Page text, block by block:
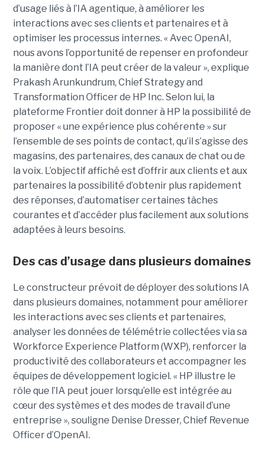
d’usage liés à l’IA agentique, à améliorer les
interactions avec ses clients et partenaires et à
optimiser les processus internes. « Avec OpenAI,
nous avons l’opportunité de repenser en profondeur
la manière dont l’IA peut créer de la valeur », explique
Prakash Arunkundrum, Chief Strategy and
Transformation Officer de HP Inc. Selon lui, la
plateforme Frontier doit donner à HP la possibilité de
proposer « une expérience plus cohérente » sur
l’ensemble de ses points de contact, qu’il s’agisse des
magasins, des partenaires, des canaux de chat ou de
la voix. L’objectif affiché est d’offrir aux clients et aux
partenaires la possibilité d’obtenir plus rapidement
des réponses, d’automatiser certaines tâches
courantes et d’accéder plus facilement aux solutions
adaptées à leurs besoins.
Des cas d’usage dans plusieurs domaines
Le constructeur prévoit de déployer des solutions IA
dans plusieurs domaines, notamment pour améliorer
les interactions avec ses clients et partenaires,
analyser les données de télémétrie collectées via sa
Workforce Experience Platform (WXP), renforcer la
productivité des collaborateurs et accompagner les
équipes de développement logiciel. « HP illustre le
rôle que l’IA peut jouer lorsqu’elle est intégrée au
cœur des systèmes et des modes de travail d’une
entreprise », souligne Denise Dresser, Chief Revenue
Officer d’OpenAI.